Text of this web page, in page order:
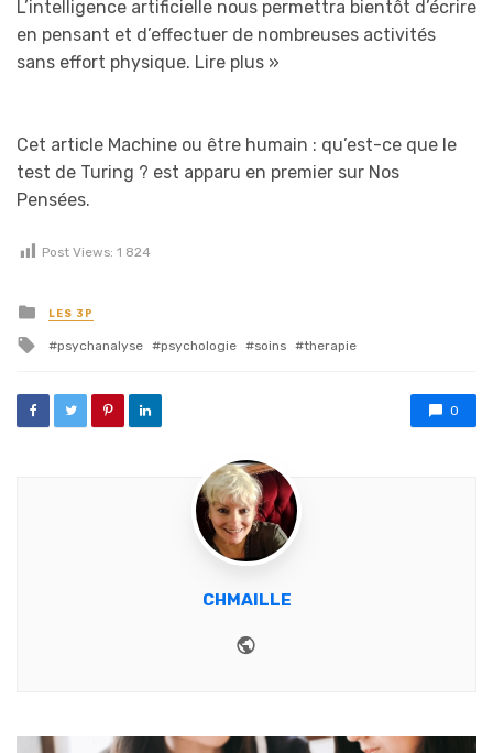
L’intelligence artificielle nous permettra bientôt d’écrire
en pensant et d’effectuer de nombreuses activités
sans effort physique. Lire plus »
Cet article Machine ou être humain : qu’est-ce que le
test de Turing ? est apparu en premier sur Nos
Pensées.
Post Views: 1 824
Posted in
LES 3P
Tagged with
psychanalyse psychologie soins therapie
0
CHMAILLE